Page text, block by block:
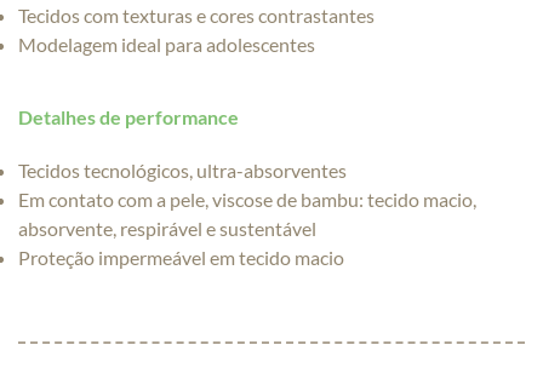
Tecidos com texturas e cores contrastantes
Modelagem ideal para adolescentes
Detalhes de performance
Tecidos tecnológicos, ultra-absorventes
Em contato com a pele, viscose de bambu: tecido macio,
absorvente, respirável e sustentável
Proteção impermeável em tecido macio